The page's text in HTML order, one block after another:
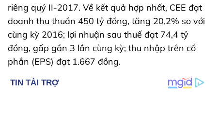
riêng quý II-2017. Về kết quả hợp nhất, CEE đạt
doanh thu thuần 450 tỷ đồng, tăng 20,2% so với
cùng kỳ 2016; lợi nhuận sau thuế đạt 74,4 tỷ
đồng, gấp gần 3 lần cùng kỳ; thu nhập trên cổ
phần (EPS) đạt 1.667 đồng.